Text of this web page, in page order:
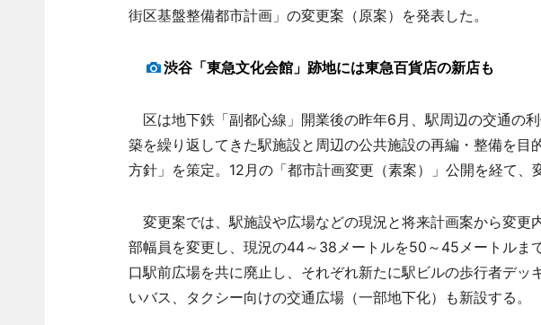
街区基盤整備都市計画」の変更案（原案）を発表した。
渋谷「東急文化会館」跡地には東急百貨店の新店も
区は地下鉄「副都心線」開業後の昨年6月、駅周辺の交通の
築を繰り返してきた駅施設と周辺の公共施設の再編・整備を目
方針」を策定。12月の「都市計画変更（素案）」公開を経て、
変更案では、駅施設や広場などの現況と将来計画案から変更
部幅員を変更し、現況の44～38メートルを50～45メートルま
口駅前広場を共に廃止し、それぞれ新たに駅ビルの歩行者デッ
いバス、タクシー向けの交通広場（一部地下化）も新設する。